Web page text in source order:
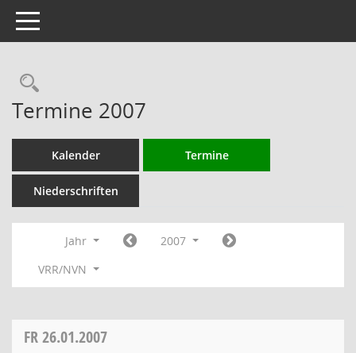
Toggle navigation
Rechercheauswahl
Termine 2007
Kalender Termine
Niederschriften
Jahr
2007
VRR/NVN
FR26.01.2007